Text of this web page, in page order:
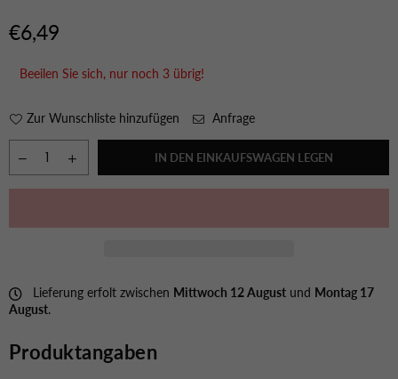
Normaler
€6,49
Beeilen Sie sich, nur noch 3 übrig!
Zur Wunschliste hinzufügen Anfrage
IN DEN EINKAUFSWAGEN LEGEN
Lieferung erfolt zwischen Mittwoch 12 August und Montag 17
August.
Produktangaben